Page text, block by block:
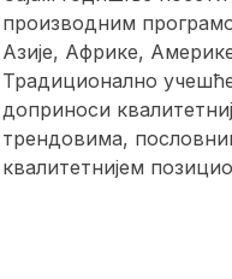
производним
Азије, Африке,
Традиционално
доприноси
трендовима,
квалитетнијем